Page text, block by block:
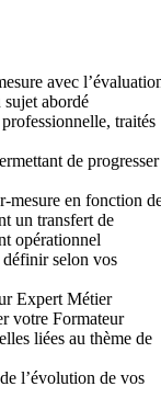
avec
abordé
traités
de progresser
mesure en fonction
un transfert de
opérationnel
définir selon vos
Expert Métier
votre Formateur
liées au thème de
l’évolution de vos